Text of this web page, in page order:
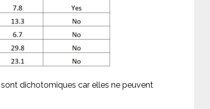
sont dichotomiques car elles ne peuvent